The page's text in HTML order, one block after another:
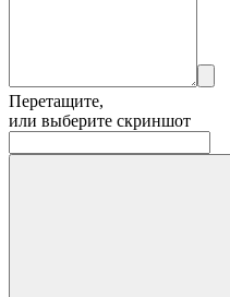
Перетащите,
или выберите скриншот